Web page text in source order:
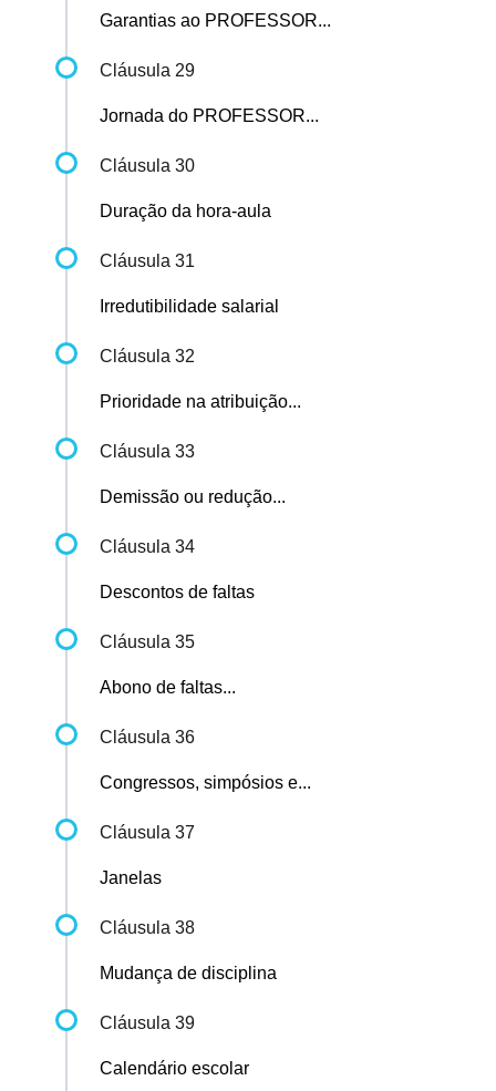
Garantias ao PROFESSOR...
Cláusula 29
Jornada do PROFESSOR...
Cláusula 30
Duração da hora-aula
Cláusula 31
Irredutibilidade salarial
Cláusula 32
Prioridade na atribuição...
Cláusula 33
Demissão ou redução...
Cláusula 34
Descontos de faltas
Cláusula 35
Abono de faltas...
Cláusula 36
Congressos, simpósios e...
Cláusula 37
Janelas
Cláusula 38
Mudança de disciplina
Cláusula 39
Calendário escolar